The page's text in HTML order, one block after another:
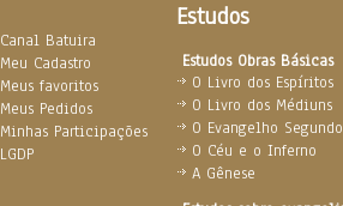
Estudos
Estudos Obras Básicas
O Livro dos Espíritos
O Livro dos Médiuns
O Evangelho
O Céu e o Inferno
A Gênese
Canal Batuira
Meu Cadastro
Meus favoritos
Meus Pedidos
Minhas Participações
LGDP